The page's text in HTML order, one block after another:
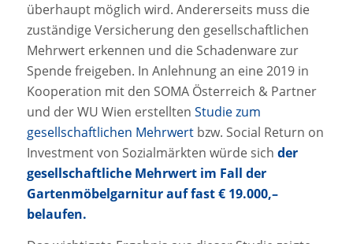
überhaupt möglich wird. Andererseits muss die
zuständige Versicherung den gesellschaftlichen
Mehrwert erkennen und die Schadenware zur
Spende freigeben. In Anlehnung an eine 2019 in
Kooperation mit den SOMA Österreich & Partner
und der WU Wien erstellten Studie zum
gesellschaftlichen Mehrwertbzw. Social Return on
Investment von Sozialmärkten würde sich der
gesellschaftliche Mehrwert im Fall der
Gartenmöbelgarnitur auf fast € 19.000,–
belaufen.